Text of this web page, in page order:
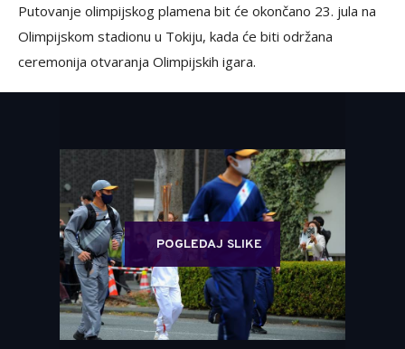
Putovanje olimpijskog plamena bit će okončano 23. jula na
Olimpijskom stadionu u Tokiju, kada će biti održana
ceremonija otvaranja Olimpijskih igara.
POGLEDAJ SLIKE